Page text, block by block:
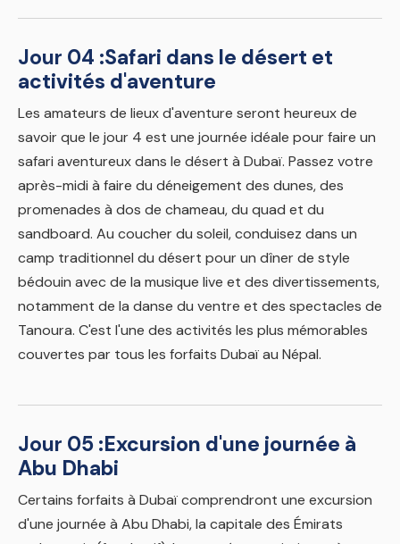
Jour 04 :Safari dans le désert et
activités d'aventure
Les amateurs de lieux d'aventure seront heureux de
savoir que le jour 4 est une journée idéale pour faire un
safari aventureux dans le désert à Dubaï. Passez votre
après-midi à faire du déneigement des dunes, des
promenades à dos de chameau, du quad et du
sandboard. Au coucher du soleil, conduisez dans un
camp traditionnel du désert pour un dîner de style
bédouin avec de la musique live et des divertissements,
notamment de la danse du ventre et des spectacles de
Tanoura. C'est l'une des activités les plus mémorables
couvertes par tous les forfaits Dubaï au Népal.
Jour 05 :Excursion d'une journée à
Abu Dhabi
Certains forfaits à Dubaï comprendront une excursion
d'une journée à Abu Dhabi, la capitale des Émirats